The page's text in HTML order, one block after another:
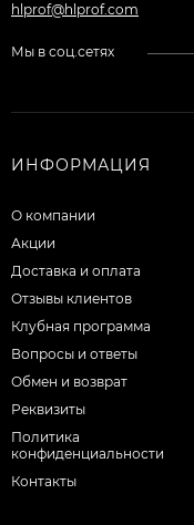
hlprof@hlprof.com
Мы в соц.сетях
ИНФОРМАЦИЯ
О компании
Акции
Доставка и оплата
Отзывы клиентов
Клубная программа
Вопросы и ответы
Обмен и возврат
Реквизиты
Политика
конфиденциальности
Контакты